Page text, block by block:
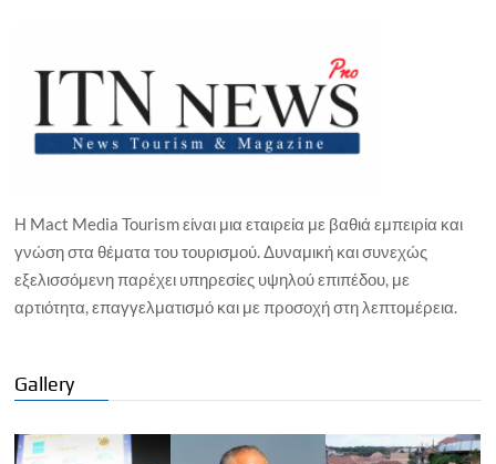
Η Mact Media Tourism είναι μια εταιρεία με βαθιά εμπειρία και
γνώση στα θέματα του τουρισμού. Δυναμική και συνεχώς
εξελισσόμενη παρέχει υπηρεσίες υψηλού επιπέδου, με
αρτιότητα, επαγγελματισμό και με προσοχή στη λεπτομέρεια.
Gallery